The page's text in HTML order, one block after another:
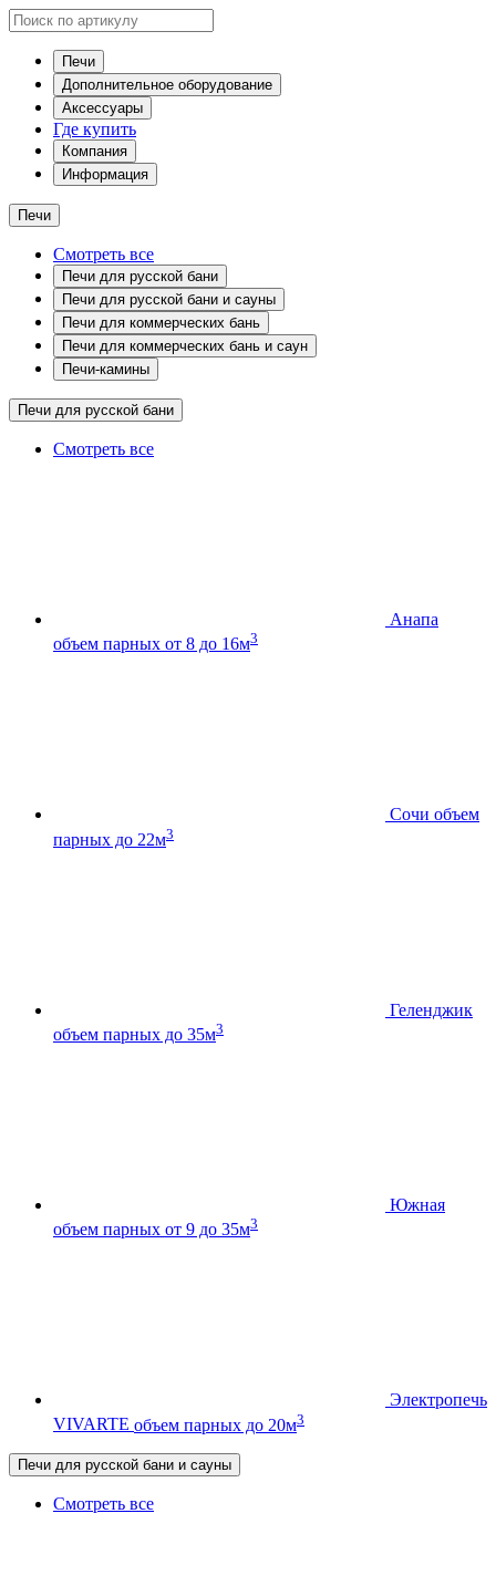
Печи
Дополнительное оборудование
Аксессуары
Где купить
Компания
Информация
Печи
Смотреть все
Печи для русской бани
Печи для русской бани и сауны
Печи для коммерческих бань
Печи для коммерческих бань и саун
Печи-камины
Печи для русской бани
Смотреть все
Анапа
объем парных от 8 до 16м3
Сочи объем
парных до 22м3
Геленджик
объем парных до 35м3
Южная
объем парных от 9 до 35м3
Электропечь
VIVARTE объем парных до 20м3
Печи для русской бани и сауны
Смотреть все